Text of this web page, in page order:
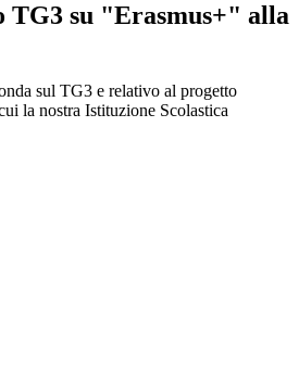
TG3 su "Erasmus+" alla
sul TG3 e relativo al progetto
la nostra Istituzione Scolastica